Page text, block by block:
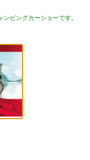
ピングカーショーです。